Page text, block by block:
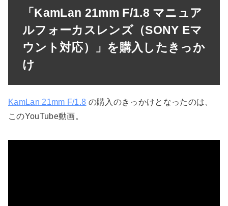
「KamLan 21mm F/1.8 マニュア
ルフォーカスレンズ（SONY Eマ
ウント対応）」を購入したきっか
け
KamLan 21mm F/1.8 の購入のきっかけとなったのは、
このYouTube動画。